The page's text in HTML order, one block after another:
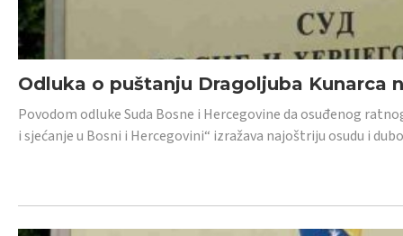
Odluka o puštanju Dragoljuba Kunarca
Povodom odluke Suda Bosne i Hercegovine da osuđenog
i sjećanje u Bosni i Hercegovini“ izražava najoštriju osudu i